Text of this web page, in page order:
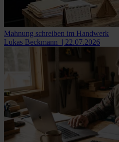
Mahnung schreiben im Handwerk
Lukas Beckmann | 22.07.2026